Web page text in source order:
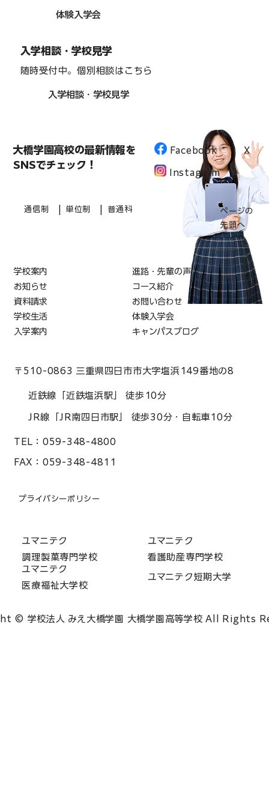
体験入学会
入学相談・学校見学
随時受付中。個別相談はこちら
入学相談・学校見学
大橋学園高校の最新情報を
SNSでチェック！
Facebook
Instagram
X
通信制 単位制 普通科
ページの
先頭へ
〒510-0863 三重県四日市市大字塩浜149番地の8
近鉄線「近鉄塩浜駅」 徒歩10分
JR線「JR南四日市駅」 徒歩30分・自転車10分
TEL： 059-348-4800
FAX： 059-348-4811
プライバシーポリシー
学校案内
進路・先輩の声
お知らせ
コース紹介
資料請求
お問い合わせ
学校生活
体験入学会
入学案内
キャンパスブログ
ユマニテク
調理製菓専門学校
ユマニテク
看護助産専門学校
ユマニテク
医療福祉大学校
ユマニテク短期大学
© 学校法人 みえ大橋学園 大橋学園高等学校 All Rights